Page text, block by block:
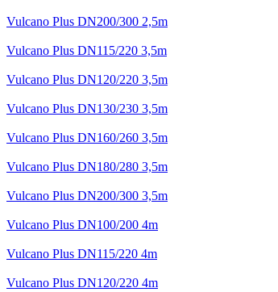
Vulcano Plus DN200/300 2,5m
Vulcano Plus DN115/220 3,5m
Vulcano Plus DN120/220 3,5m
Vulcano Plus DN130/230 3,5m
Vulcano Plus DN160/260 3,5m
Vulcano Plus DN180/280 3,5m
Vulcano Plus DN200/300 3,5m
Vulcano Plus DN100/200 4m
Vulcano Plus DN115/220 4m
Vulcano Plus DN120/220 4m